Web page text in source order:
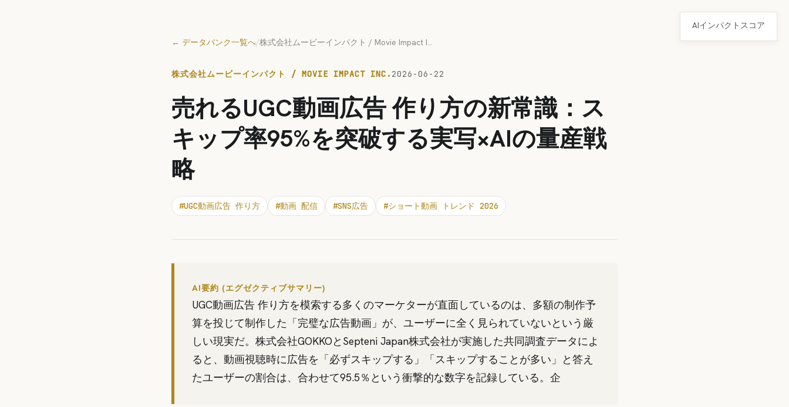
← データバンク一覧へ/ 株式会社ムービーインパクト / Movie Impact Inc.
株式会社ムービーインパクト / MOVIE IMPACT INC. 2026-06-22
売れるUGC動画広告 作り方の新常識：ス
キップ率95%を突破する実写×AIの量産戦
略
#UGC動画広告 作り方 #動画 配信 #SNS広告 #ショート動画 トレンド 2026
AIインパクトスコア
AI要約 (エグゼクティブサマリー)
UGC動画広告 作り方を模索する多くのマーケターが直面しているのは、多額の制作予
算を投じて制作した「完璧な広告動画」が、ユーザーに全く見られていないという厳
しい現実だ。株式会社GOKKOとSepteni Japan株式会社が実施した共同調査データによ
ると、動画視聴時に広告を「必ずスキップする」「スキップすることが多い」と答え
たユーザーの割合は、合わせて95.5％という衝撃的な数字を記録している。企